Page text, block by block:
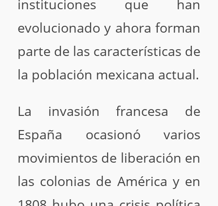
instituciones que han
evolucionado y ahora forman
parte de las características de
la población mexicana actual.
La invasión francesa de
España ocasionó varios
movimientos de liberación en
las colonias de América y en